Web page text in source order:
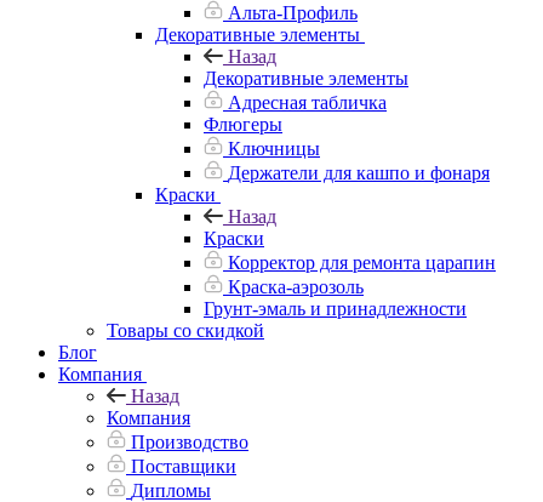
Альта-Профиль
Декоративные элементы
Назад
Декоративные элементы
Адресная табличка
Флюгеры
Ключницы
Держатели для кашпо и фонаря
Краски
Назад
Краски
Корректор для ремонта царапин
Краска-аэрозоль
Грунт-эмаль и принадлежности
Товары со скидкой
Блог
Компания
Назад
Компания
Производство
Поставщики
Дипломы